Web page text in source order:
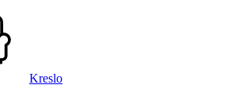
Kreslo